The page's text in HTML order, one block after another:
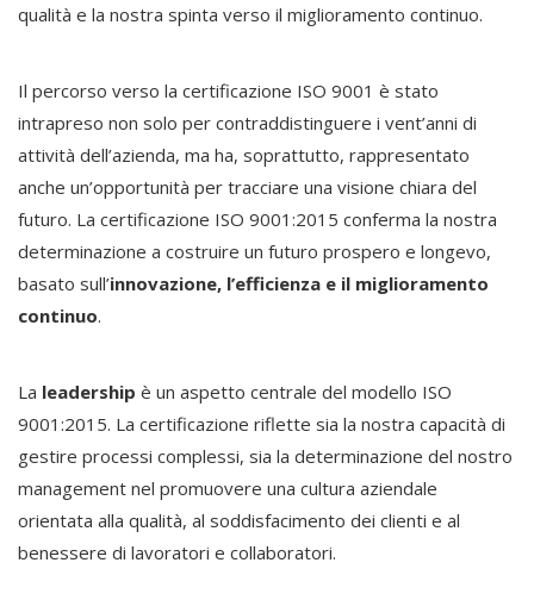
qualità e la nostra spinta verso il miglioramento continuo.
Il percorso verso la certificazione ISO 9001 è stato
intrapreso non solo per contraddistinguere i vent’anni di
attività dell’azienda, ma ha, soprattutto, rappresentato
anche un’opportunità per tracciare una visione chiara del
futuro. La certificazione ISO 9001:2015 conferma la nostra
determinazione a costruire un futuro prospero e longevo,
basato sull’innovazione, l’efficienza e il miglioramento
continuo.
La leadership è un aspetto centrale del modello ISO
9001:2015. La certificazione riflette sia la nostra capacità di
gestire processi complessi, sia la determinazione del nostro
management nel promuovere una cultura aziendale
orientata alla qualità, al soddisfacimento dei clienti e al
benessere di lavoratori e collaboratori.